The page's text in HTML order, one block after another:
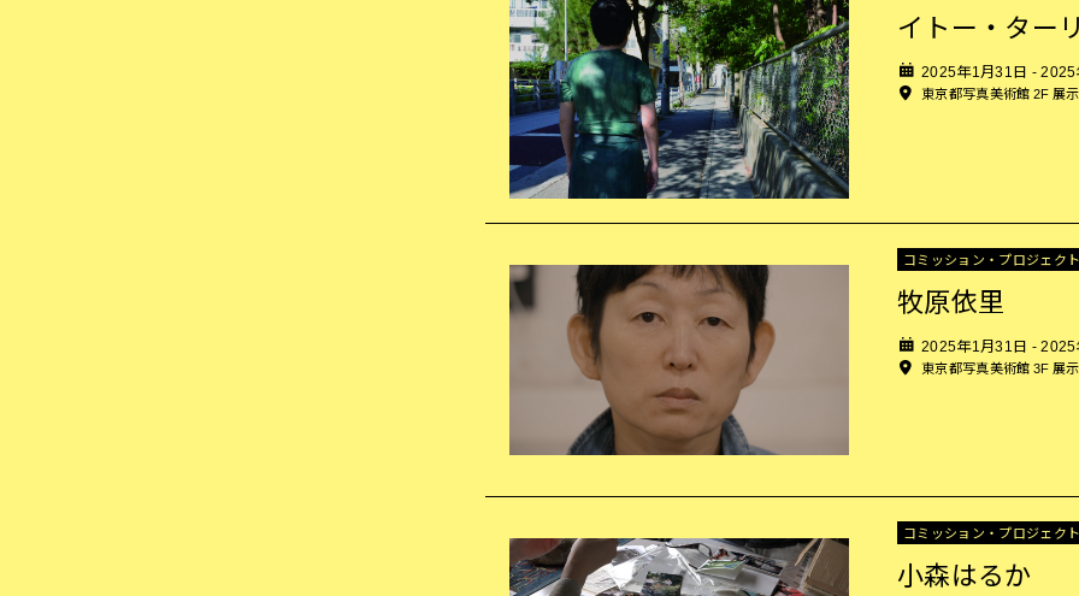
イトー・ターリ
2025年1月31日 - 2025
東京都写真美術館 2F 展
コミッション・プロジェクト
牧原依里
2025年1月31日 - 2025
東京都写真美術館 3F 展
コミッション・プロジェクト
小森はるか